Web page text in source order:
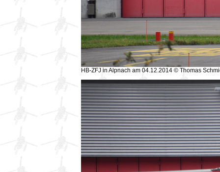
HB-ZFJ in Alpnach am 04.12.2014 © Thomas